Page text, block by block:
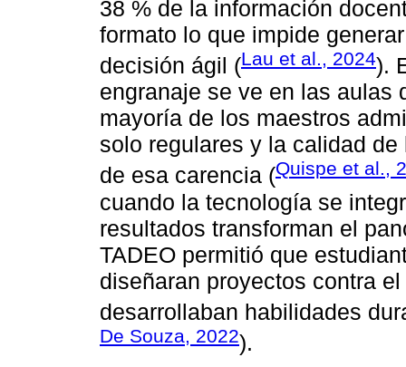
38 % de la información
formato lo que impide
decisión ágil (Lau et al., 2024).
engranaje se ve en las aulas
mayoría de los maestros
solo regulares y la calidad
de esa carencia (Quispe et al.,
cuando la tecnología se
resultados transforman el
TADEO permitió que
diseñaran proyectos contra
desarrollaban habilidades
De Souza, 2022).